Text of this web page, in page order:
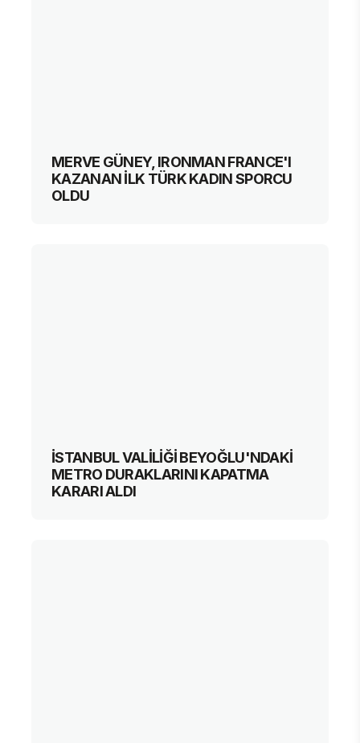
MERVE GÜNEY, IRONMAN FRANCE'I
KAZANAN İLK TÜRK KADIN SPORCU
OLDU
İSTANBUL VALİLİĞİ BEYOĞLU'NDAKİ
METRO DURAKLARINI KAPATMA
KARARI ALDI